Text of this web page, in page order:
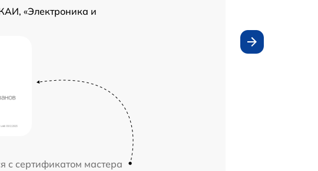
«Электроника и
с сертификатом мастера